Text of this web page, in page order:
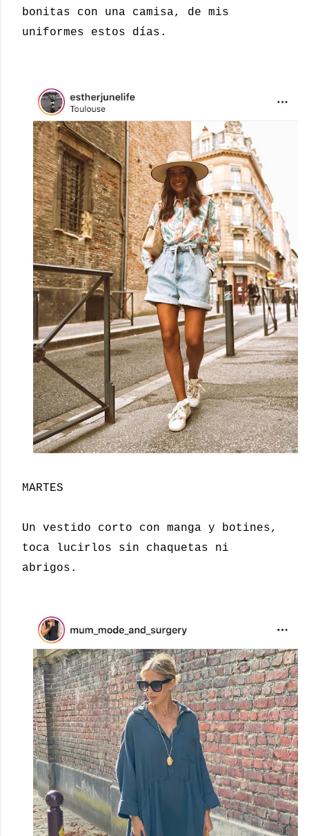
bonitas con una camisa, de mis
uniformes estos días.
MARTES
Un vestido corto con manga y botines,
toca lucirlos sin chaquetas ni
abrigos.